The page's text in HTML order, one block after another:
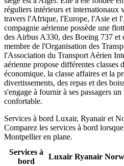
réguliers intérieurs et internationaux
travers l'Afrique, l'Europe, l'Asie et
compagnie aérienne possède une
des Airbus A330, des Boeing 737
membre de l'Organisation des
l'Association du Transport Aérien
aérienne propose différentes classes
économique, la classe affaires et la
divertissements, des repas et des
s'engage à fournir à ses passagers
confortable.
Services à bord Luxair, Ryanair et
Comparez les services à bord
Montpellier en plane.
Services à
bord
Luxair Ryanair